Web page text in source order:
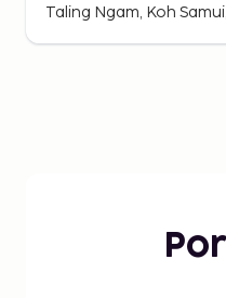
Taling Ngam, Koh